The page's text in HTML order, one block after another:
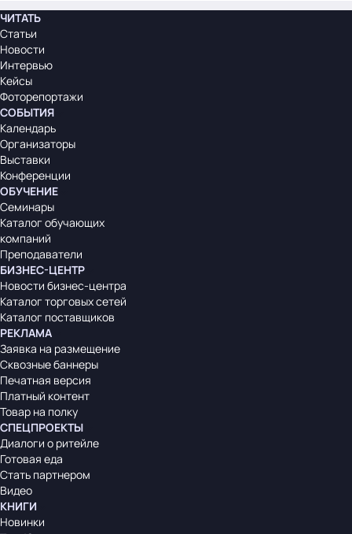
ЧИТАТЬ
Статьи
Новости
Интервью
Кейсы
Фоторепортажи
СОБЫТИЯ
Календарь
Организаторы
Выставки
Конференции
ОБУЧЕНИЕ
Семинары
Каталог обучающих
компаний
Преподаватели
БИЗНЕС-ЦЕНТР
Новости бизнес-центра
Каталог торговых сетей
Каталог поставщиков
РЕКЛАМА
Заявка на размещение
Сквозные баннеры
Печатная версия
Платный контент
Товар на полку
СПЕЦПРОЕКТЫ
Диалоги о ритейле
Готовая еда
Стать партнером
Видео
КНИГИ
Новинки